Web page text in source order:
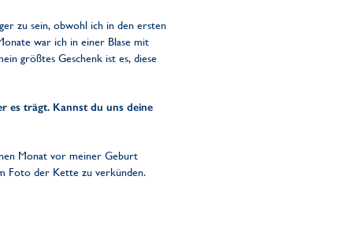
zu sein, obwohl ich in den ersten
war ich in einer Blase mit
größtes Geschenk ist es, diese
es trägt. Kannst du uns deine
Monat vor meiner Geburt
Foto der Kette zu verkünden.